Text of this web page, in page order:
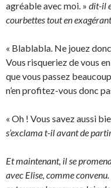
agréable avec moi. » dit-il
courbettes tout en
« Blablabla. Ne jouez
Vous risqueriez de vous
que vous passez
n’en profitez-vous donc
« Oh ! Vous savez aussi
s’exclama t-il avant de
Et maintenant, il se
avec Elise, comme